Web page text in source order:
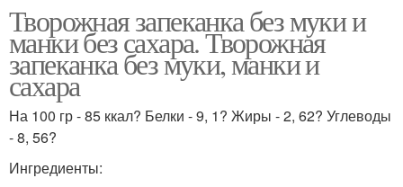
Творожная запеканка без муки и
манки без сахара. Творожная
запеканка без муки, манки и
сахара
На 100 гр - 85 ккал? Белки - 9, 1? Жиры - 2, 62? Углеводы
- 8, 56?
Ингредиенты: